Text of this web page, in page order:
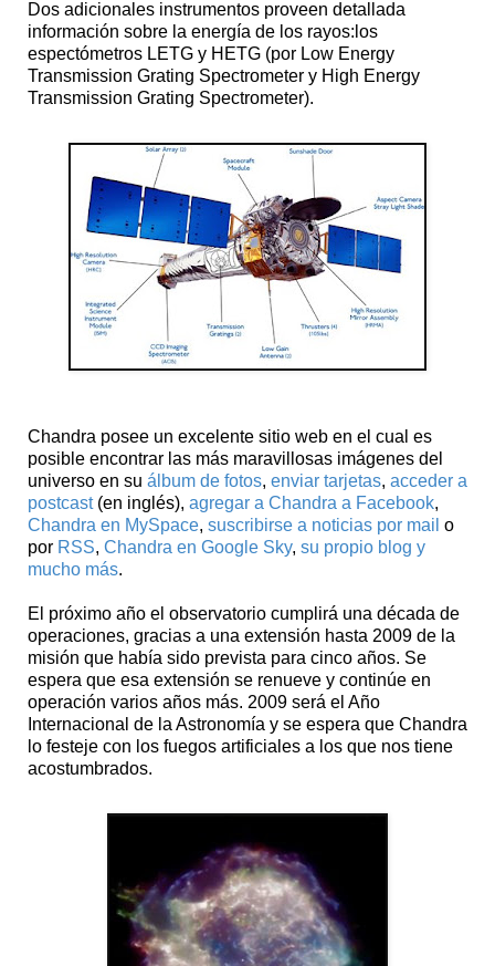
Dos adicionales instrumentos proveen detallada
información sobre la energía de los rayos:los
espectómetros LETG y HETG (por Low Energy
Transmission Grating Spectrometer y High Energy
Transmission Grating Spectrometer).
Chandra posee un excelente sitio web en el cual es
posible encontrar las más maravillosas imágenes del
universo en su álbum de fotos, enviar tarjetas, acceder a
postcast(en inglés), agregar a Chandra a Facebook,
Chandra en MySpace, suscribirse a noticias por mail o
por RSS, Chandra en Google Sky, su propio blog y
mucho más.
El próximo año el observatorio cumplirá una década de
operaciones, gracias a una extensión hasta 2009 de la
misión que había sido prevista para cinco años. Se
espera que esa extensión se renueve y continúe en
operación varios años más. 2009 será el Año
Internacional de la Astronomía y se espera que Chandra
lo festeje con los fuegos artificiales a los que nos tiene
acostumbrados.